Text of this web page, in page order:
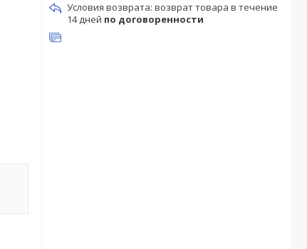
возврат товара в течение
14 дней по договоренности